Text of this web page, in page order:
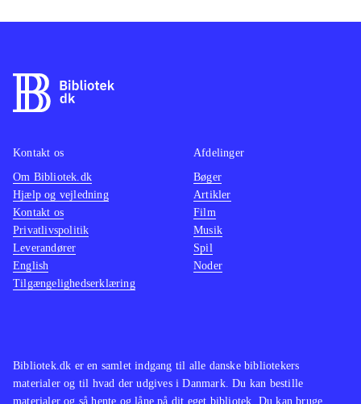
Bibliotek.dk er en samlet indgang til alle danske bibliotekers
materialer og til hvad der udgives i Danmark. Du kan bestille
materialer og så hente og låne på dit eget bibliotek. Du kan bruge
Kontakt os
Om Bibliotek.dk
Hjælp og vejledning
Kontakt os
Privatlivspolitik
Leverandører
English
Tilgængelighedserklæring
Afdelinger
Bøger
Artikler
Film
Musik
Spil
Noder